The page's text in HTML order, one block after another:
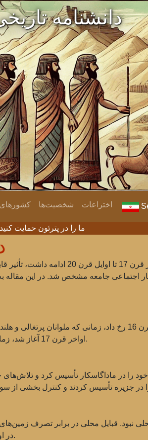
دانشنامه
شخصیت‌ها اختراعات
ما را در پترئون حمایت کنید
دوره استعماری در ماداگاسکار،
اجتماعی جامعه مشخص شد. در این مقاله
تماس اولیه ساکنان ماداگاسکار با اروپایی‌ها در قرن 16
اواخر قرن 17 آغاز شد، زمانی که استعمارگران فرانسوی به‌طور فعال به منابع جزیره علاقه‌مند شدند.
نبود. قبایل محلی در برابر تصرف
معروف‌ترین درگیری‌ها، شورش به رهبری ملکه رانوالونا I در اوایل قرن 19 بود.